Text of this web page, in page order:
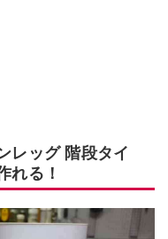
レッグ 階段タイ
れる！